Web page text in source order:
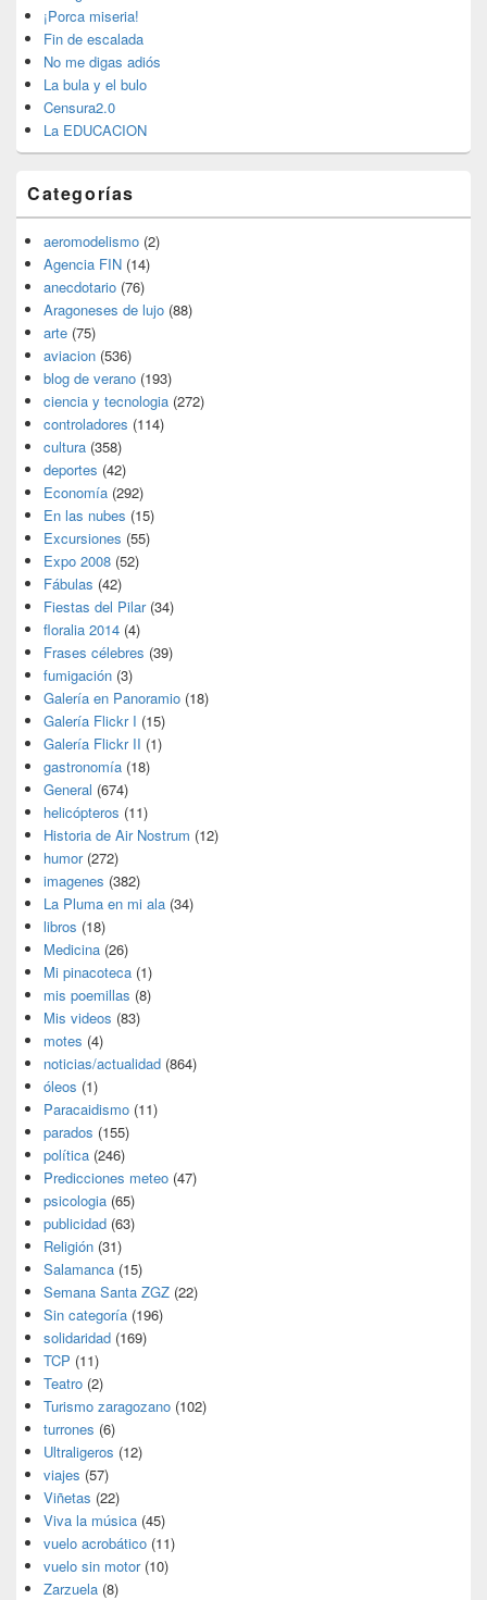
primaria¡Porca miseria!
Fin de escalada
No me digas adiós
La bula y el bulo
Censura2.0
La EDUCACION
Categorías
aeromodelismo (2)
Agencia FIN (14)
anecdotario (76)
Aragoneses de lujo (88)
arte (75)
aviacion (536)
blog de verano (193)
ciencia y tecnologia (272)
controladores (114)
cultura (358)
deportes (42)
Economía (292)
En las nubes (15)
Excursiones (55)
Expo 2008 (52)
Fábulas (42)
Fiestas del Pilar(34)
floralia 2014 (4)
Frases célebres (39)
fumigación (3)
Galería en Panoramio (18)
Galería Flickr I (15)
Galería Flickr II (1)
gastronomía (18)
General (674)
helicópteros (11)
Historia de Air Nostrum (12)
humor(272)
imagenes (382)
La Pluma en mi ala (34)
libros (18)
Medicina (26)
Mi pinacoteca (1)
mis poemillas (8)
Mis videos (83)
motes (4)
noticias/actualidad (864)
óleos (1)
Paracaidismo (11)
parados (155)
política (246)
Predicciones meteo (47)
psicologia (65)
publicidad (63)
Religión (31)
Salamanca (15)
Semana Santa ZGZ (22)
Sin categoría (196)
solidaridad (169)
TCP (11)
Teatro (2)
Turismo zaragozano (102)
turrones (6)
Ultraligeros (12)
viajes (57)
Viñetas (22)
Viva la música (45)
vuelo acrobático (11)
vuelo sin motor(10)
Zarzuela (8)